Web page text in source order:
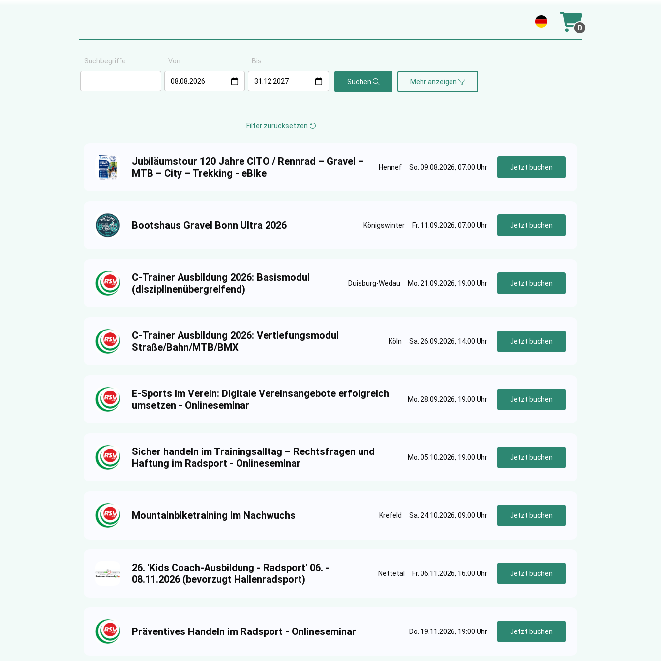
0
Suchbegriffe Von Bis
Suchen Mehr anzeigen
Filter zurücksetzen
Jubiläumstour 120 Jahre CITO / Rennrad – Gravel –
MTB – City – Trekking - eBike
Hennef So. 09.08.2026, 07:00 Uhr Jetzt buchen
Bootshaus Gravel Bonn Ultra 2026 Königswinter Fr. 11.09.2026, 07:00 Uhr Jetzt buchen
C-Trainer Ausbildung 2026: Basismodul
(disziplinenübergreifend)
Duisburg-Wedau Mo. 21.09.2026, 19:00 Uhr Jetzt buchen
C-Trainer Ausbildung 2026: Vertiefungsmodul
Straße/Bahn/MTB/BMX
Köln Sa. 26.09.2026, 14:00 Uhr Jetzt buchen
E-Sports im Verein: Digitale Vereinsangebote erfolgreich
umsetzen - Onlineseminar
Mo. 28.09.2026, 19:00 Uhr Jetzt buchen
Sicher handeln im Trainingsalltag – Rechtsfragen und
Haftung im Radsport - Onlineseminar
Mo. 05.10.2026, 19:00 Uhr Jetzt buchen
Mountainbiketraining im Nachwuchs Krefeld Sa. 24.10.2026, 09:00 Uhr Jetzt buchen
26. 'Kids Coach-Ausbildung - Radsport' 06. -
08.11.2026 (bevorzugt Hallenradsport)
Nettetal Fr. 06.11.2026, 16:00 Uhr Jetzt buchen
Präventives Handeln im Radsport - Onlineseminar Do. 19.11.2026, 19:00 Uhr Jetzt buchen